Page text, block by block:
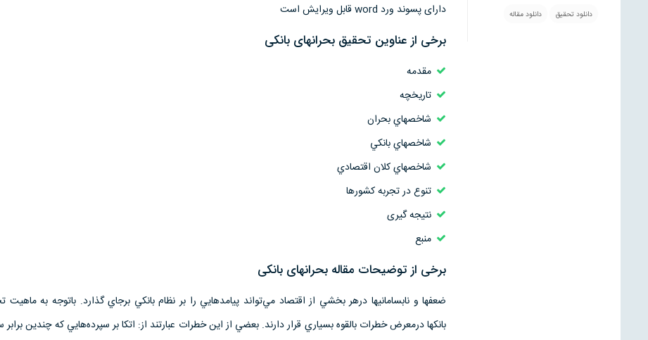
دانلود تحقیق دانلود مقاله
دارای پسوند ورد word قابل ویرایش است
برخی از عناوین تحقیق بحرانهای بانكی
مقدمه
تاريخچه‌
شاخصهاي‌ بحران‌
شاخصهاي‌ بانكي
شاخصهاي‌ كلان‌ اقتصادي
تنوع‌ در تجربه‌ كشورها
نتیجه گیری
منبع
برخی از توضیحات مقاله بحرانهای بانكی
‌ضعفها و نابسامانيها درهر بخشي‌ از اقتصاد مي‌تواند پيامدهايي‌ را بر نظام‌ بانكي‌ برجاي‌ گذارد. باتوجه‌ به‌ ماهيت‌
بانكها درمعرض‌ خطرات‌ بالقوه‌ بسياري‌ قرار دارند. بعضي‌ از اين‌ خطرات‌ عبارتند از: اتكا بر سپرده‌هايي‌ كه‌ چندين‌ برابر